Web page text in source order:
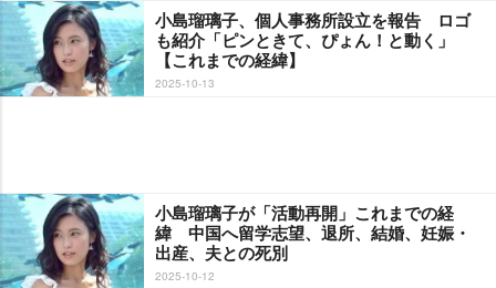
小島瑠璃子、個人事務所設立を報告 ロゴ
も紹介「ピンときて、ぴょん！と動く」
【これまでの経緯】
2025-10-13
小島瑠璃子が「活動再開」これまでの経
緯 中国へ留学志望、退所、結婚、妊娠・
出産、夫との死別
2025-10-12